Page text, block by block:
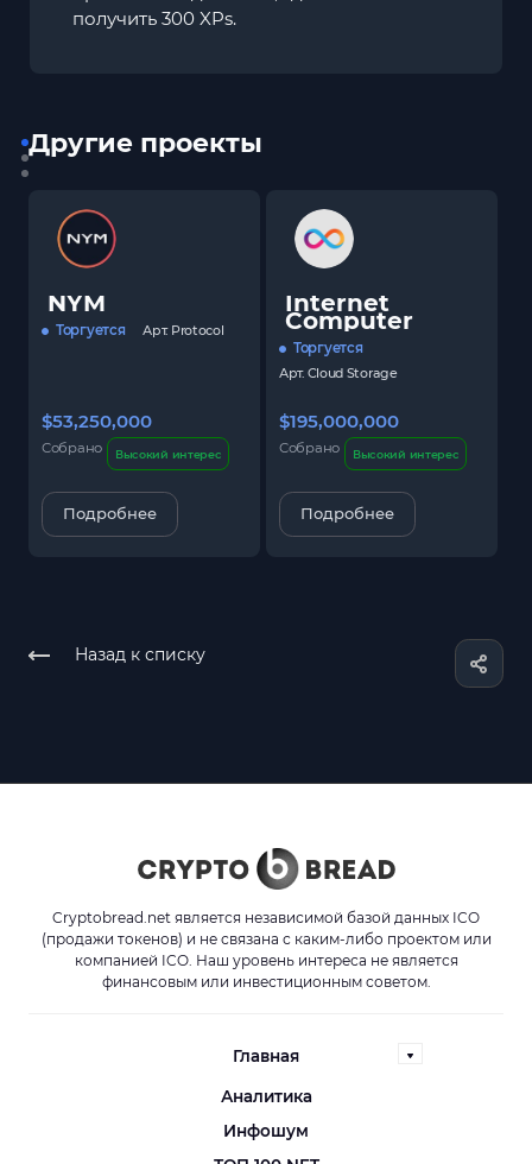
получить 300 XPs.
Другие проекты
NYM
Торгуется Арт. Protocol
$53,250,000
Собрано Высокий интерес
Подробнее
Internet
Computer
Торгуется
Арт. Cloud Storage
$195,000,000
Собрано Высокий интерес
Подробнее
Назад к списку
Cryptobread.net является независимой базой данных ICO
(продажи токенов) и не связана с каким-либо проектом или
компанией ICO. Наш уровень интереса не является
финансовым или инвестиционным советом.
Главная
Аналитика
Инфошум